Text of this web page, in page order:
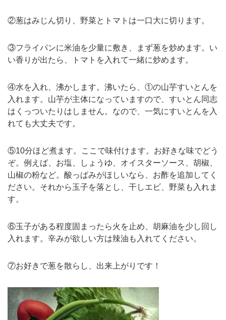
②葱はみじん切り、野菜とトマトは一口大に切ります。
③フライパンに米油を少量に敷き、まず葱を炒めます。い
い香りが出たら、トマトを入れて一緒に炒めます。
④水を入れ、沸かします。沸いたら、①の山芋すいとんを
入れます。山芋が主体になっていますので、すいとん同志
はくっついたりはしません。なので、一気にすいとんを入
れても大丈夫です。
⑤10分ほど煮ます。ここで味付けます。お好きな味でどう
ぞ。例えば、お塩、しょうゆ、オイスターソース、胡椒、
山椒の粉など。酸っぱみがほしいなら、お酢を追加してく
ださい。それから玉子を落とし、干しエビ、野菜も入れま
す。
⑥玉子がある程度固まったら火を止め、胡麻油を少し回し
入れます。辛みが欲しい方は辣油も入れてください。
⑦お好きで葱を散らし、出来上がりです！